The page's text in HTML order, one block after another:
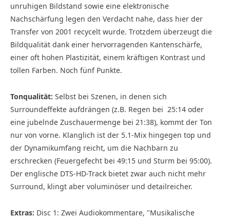
unruhigen Bildstand sowie eine elektronische
Nachschärfung legen den Verdacht nahe, dass hier der
Transfer von 2001 recycelt wurde. Trotzdem überzeugt die
Bildqualität dank einer hervorragenden Kantenschärfe,
einer oft hohen Plas­tizität, einem kräftigen Kontrast und
tollen Farben. Noch fünf Punkte.
Tonqualität: Selbst bei Szenen, in denen sich
Surroundeffekte aufdrängen (z.B. Regen bei 25:14 oder
eine jubelnde Zuschauermenge bei 21:38), kommt der Ton
nur von vorne. Klanglich ist der 5.1-Mix hingegen top und
der Dynamikumfang reicht, um die Nachbarn zu
erschrecken (Feuergefecht bei 49:15 und Sturm bei 95:00).
Der englische DTS-HD-Track bietet zwar auch nicht mehr
Surround, klingt aber voluminöser und detailreicher.
Extras: Disc 1: Zwei Audiokommentare, "Musikalische